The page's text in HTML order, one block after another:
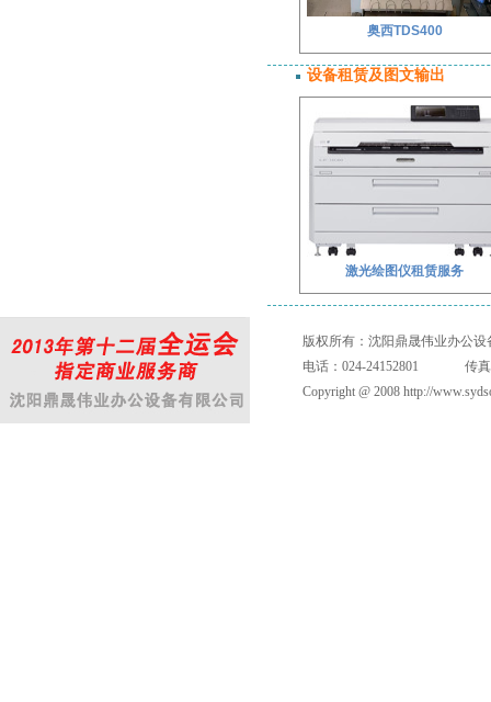
奥西TDS400
设备租赁及图文输出
激光绘图仪租赁服务
版权所有：沈阳鼎晟伟业办公
电话：024-24152801 传真：
Copyright @ 2008 http://